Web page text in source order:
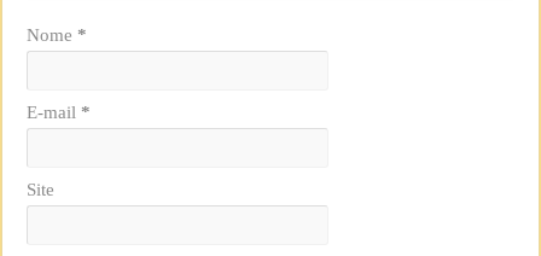
Nome *
E-mail *
Site